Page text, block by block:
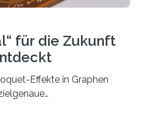
für die Zukunft
Effekte in Graphen